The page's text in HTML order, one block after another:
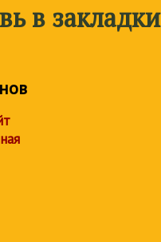
в закладки